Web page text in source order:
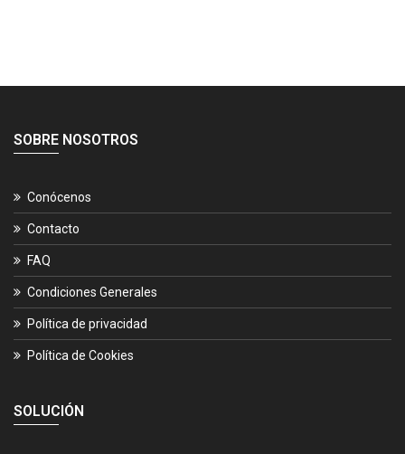
SOBRE NOSOTROS
Conócenos
Contacto
FAQ
Condiciones Generales
Política de privacidad
Política de Cookies
SOLUCIÓN